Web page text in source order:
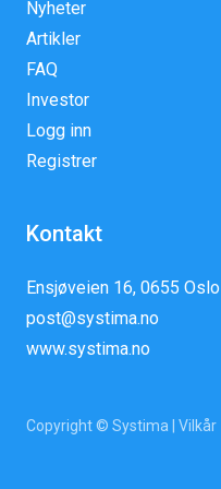
Nyheter
Artikler
FAQ
Investor
Logg inn
Registrer
Kontakt
Ensjøveien 16, 0655 Oslo
post@systima.no
www.systima.no
Copyright © Systima | Vilkår